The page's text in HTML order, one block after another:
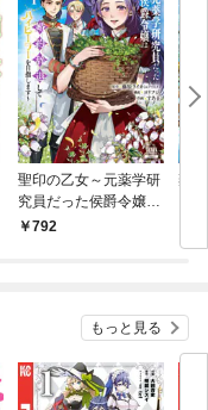
聖印の乙女～元薬学研
究員だった侯爵令嬢は
婚約辞退してハイヒー
792
棄
無
【
もっと見る